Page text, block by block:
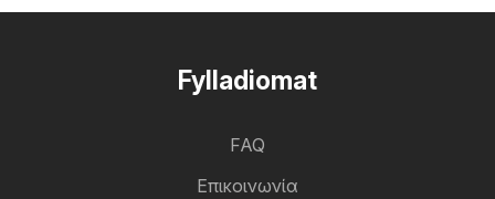
Fylladiomat
FAQ
Επικοινωνία